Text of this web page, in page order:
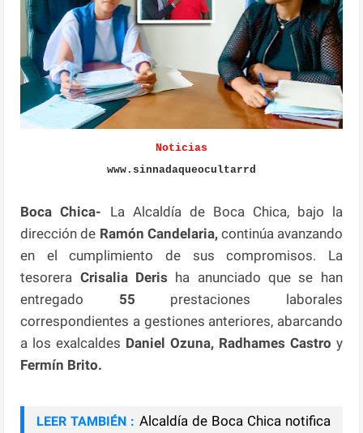
Noticias
www.sinnadaqueocultarrd
Boca Chica- La Alcaldía de Boca Chica, bajo la
dirección de Ramón Candelaria, continúa avanzando
en el cumplimiento de sus compromisos. La
tesorera Crisalia Deris ha anunciado que se han
entregado 55 prestaciones laborales
correspondientes a gestiones anteriores, abarcando
a los exalcaldes Daniel Ozuna, Radhames Castro y
Fermín Brito.
LEER TAMBIÉN : Alcaldía de Boca Chica notifica